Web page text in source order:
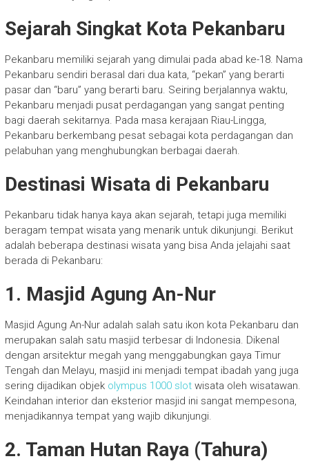
Sejarah Singkat Kota Pekanbaru
Pekanbaru memiliki sejarah yang dimulai pada abad ke-18. Nama
Pekanbaru sendiri berasal dari dua kata, “pekan” yang berarti
pasar dan “baru” yang berarti baru. Seiring berjalannya waktu,
Pekanbaru menjadi pusat perdagangan yang sangat penting
bagi daerah sekitarnya. Pada masa kerajaan Riau-Lingga,
Pekanbaru berkembang pesat sebagai kota perdagangan dan
pelabuhan yang menghubungkan berbagai daerah.
Destinasi Wisata di Pekanbaru
Pekanbaru tidak hanya kaya akan sejarah, tetapi juga memiliki
beragam tempat wisata yang menarik untuk dikunjungi. Berikut
adalah beberapa destinasi wisata yang bisa Anda jelajahi saat
berada di Pekanbaru:
1. Masjid Agung An-Nur
Masjid Agung An-Nur adalah salah satu ikon kota Pekanbaru dan
merupakan salah satu masjid terbesar di Indonesia. Dikenal
dengan arsitektur megah yang menggabungkan gaya Timur
Tengah dan Melayu, masjid ini menjadi tempat ibadah yang juga
sering dijadikan objek olympus 1000 slotwisata oleh wisatawan.
Keindahan interior dan eksterior masjid ini sangat mempesona,
menjadikannya tempat yang wajib dikunjungi.
2. Taman Hutan Raya (Tahura)